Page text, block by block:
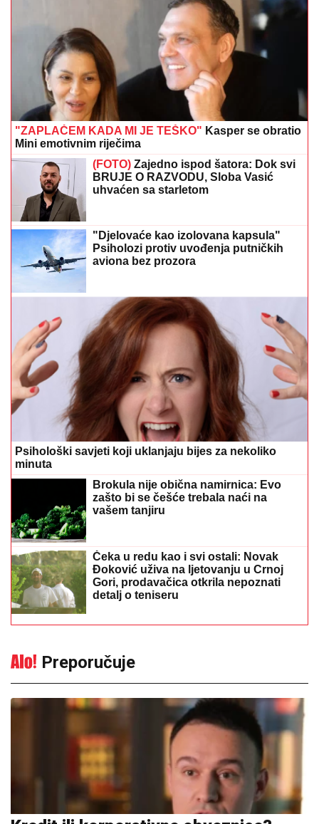
"ZAPLAČEM KADA MI JE TEŠKO" Kasper se obratio
Mini emotivnim riječima
(FOTO) Zajedno ispod šatora: Dok svi
BRUJE O RAZVODU, Sloba Vasić
uhvaćen sa starletom
"Djelovaće kao izolovana kapsula"
Psiholozi protiv uvođenja putničkih
aviona bez prozora
Psihološki savjeti koji uklanjaju bijes za nekoliko
minuta
Brokula nije obična namirnica: Evo
zašto bi se češće trebala naći na
vašem tanjiru
Čeka u redu kao i svi ostali: Novak
Đoković uživa na ljetovanju u Crnoj
Gori, prodavačica otkrila nepoznati
detalj o teniseru
Preporučuje